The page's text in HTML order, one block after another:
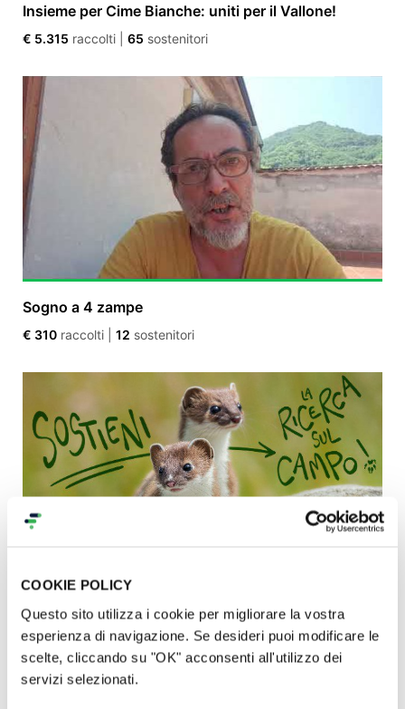
COOKIE POLICY
Questo sito utilizza i cookie per migliorare la vostra
esperienza di navigazione. Se desideri puoi modificare le
scelte, cliccando su "OK" acconsenti all'utilizzo dei
servizi selezionati.
Insieme per Cime Bianche: uniti per il Vallone!
€ 5.315 raccolti 65 sostenitori
Sogno a 4 zampe
€ 310 raccolti 12 sostenitori
proteggerlo
€ 20.745raccolti|338sostenitori